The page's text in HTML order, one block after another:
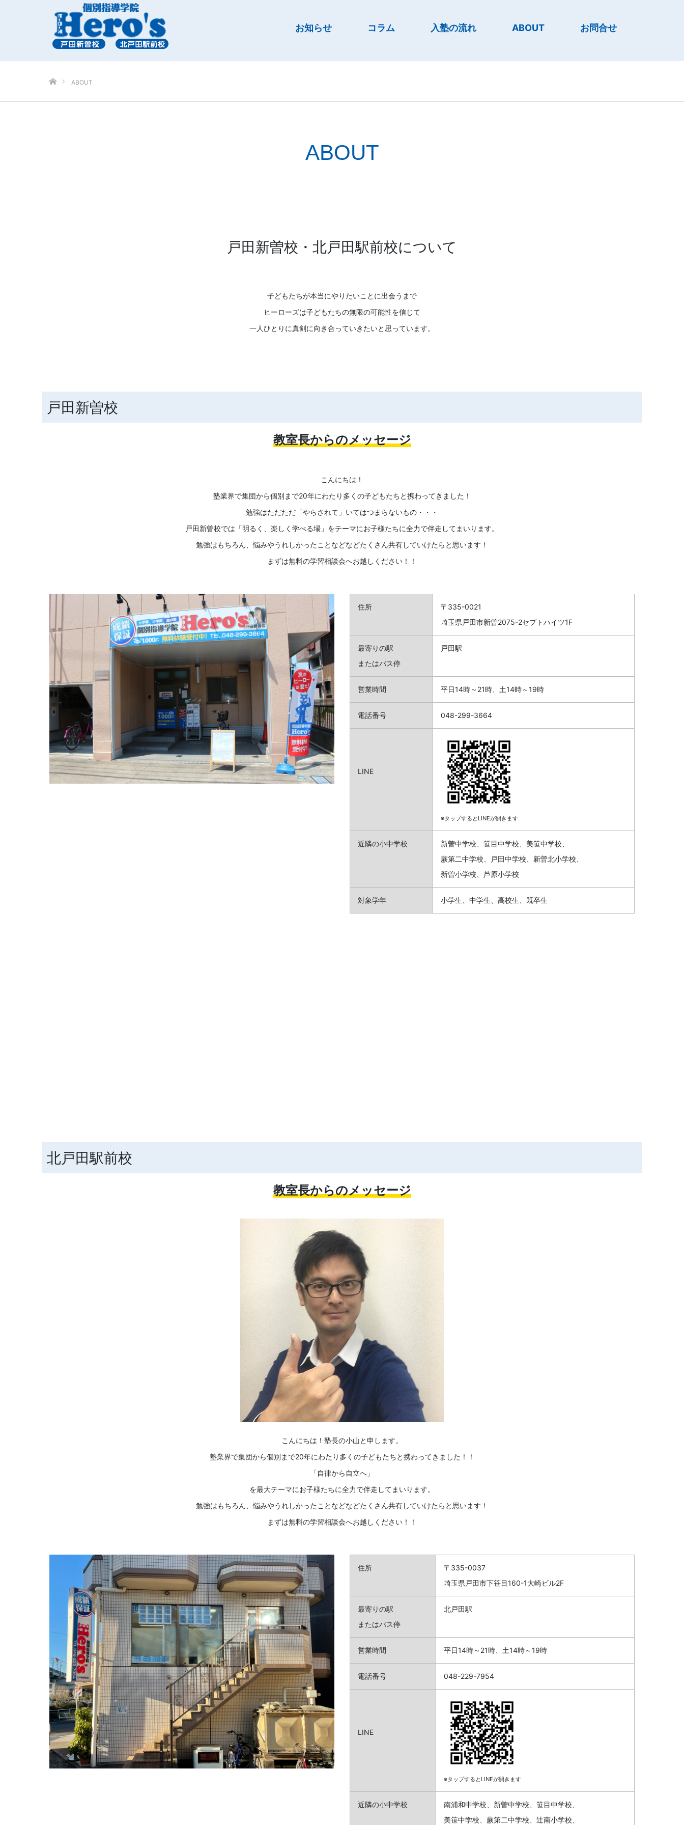
お知らせ コラム 入塾の流れ ABOUT お問合せ
ABOUT
ABOUT
戸田新曽校・北戸田駅前校について
子どもたちが本当にやりたいことに出会うまで
ヒーローズは子どもたちの無限の可能性を信じて
一人ひとりに真剣に向き合っていきたいと思っています。
戸田新曽校
教室長からのメッセージ
こんにちは！
塾業界で集団から個別まで20年にわたり多くの子どもたちと携わってきました！
勉強はただただ「やらされて」いてはつまらないもの・・・
戸田新曽校では「明るく、楽しく学べる場」をテーマにお子様たちに全力で伴走してまいります。
勉強はもちろん、悩みやうれしかったことなどなどたくさん共有していけたらと思います！
まずは無料の学習相談会へお越しください！！
住所
〒335-0021
埼玉県戸田市新曽2075-2セプトハイツ1F
最寄りの駅
またはバス停
戸田駅
営業時間 平日14時～21時、土14時～19時
電話番号 048-299-3664
LINE
※タップするとLINEが開きます
近隣の小中学校
新曽中学校、笹目中学校、美笹中学校、
蕨第二中学校、戸田中学校、新曽北小学校、
新曽小学校、芦原小学校
対象学年 小学生、中学生、高校生、既卒生
北戸田駅前校
教室長からのメッセージ
こんにちは！塾長の小山と申します。
塾業界で集団から個別まで20年にわたり多くの子どもたちと携わってきました！！
「自律から自立へ」
を最大テーマにお子様たちに全力で伴走してまいります。
勉強はもちろん、悩みやうれしかったことなどなどたくさん共有していけたらと思います！
まずは無料の学習相談会へお越しください！！
住所
〒335-0037
埼玉県戸田市下笹目160-1大崎ビル2F
最寄りの駅
またはバス停
北戸田駅
営業時間 平日14時～21時、土14時～19時
電話番号 048-229-7954
LINE
※タップするとLINEが開きます
近隣の小中学校
南浦和中学校、新曽中学校、笹目中学校、
美笹中学校、蕨第二中学校、辻南小学校、